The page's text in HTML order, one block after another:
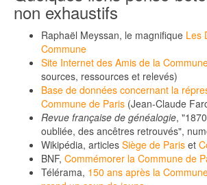
non exhaustifs
Raphaël Meyssan, le magnifique Les
Commune
Site Internet des Amis de la
sources, ressources et relevés)
Base de données concernant la
Commune de Paris (Jean-Claude
Revue française de généalogie,
oubliée, des ancêtres retrouvés",
Wikipédia, articles Siège de Paris et
BNF, Commémorer la Commune de
Télérama, 150 ans après la